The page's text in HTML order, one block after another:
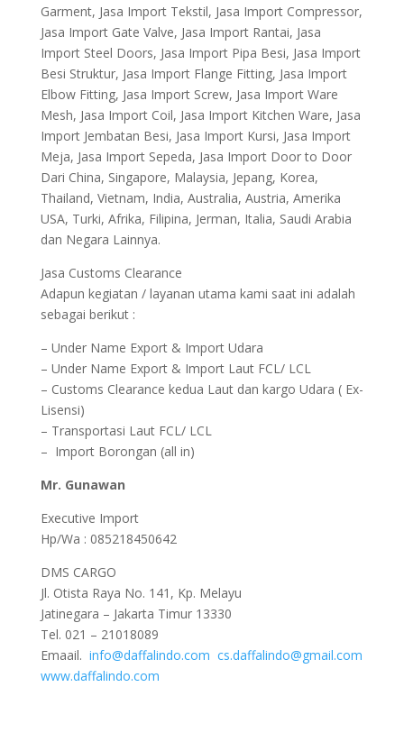
Garment, Jasa Import Tekstil, Jasa Import Compressor,
Jasa Import Gate Valve, Jasa Import Rantai, Jasa
Import Steel Doors, Jasa Import Pipa Besi, Jasa Import
Besi Struktur, Jasa Import Flange Fitting, Jasa Import
Elbow Fitting, Jasa Import Screw, Jasa Import Ware
Mesh, Jasa Import Coil, Jasa Import Kitchen Ware, Jasa
Import Jembatan Besi, Jasa Import Kursi, Jasa Import
Meja, Jasa Import Sepeda, Jasa Import Door to Door
Dari China, Singapore, Malaysia, Jepang, Korea,
Thailand, Vietnam, India, Australia, Austria, Amerika
USA, Turki, Afrika, Filipina, Jerman, Italia, Saudi Arabia
dan Negara Lainnya.
Jasa Customs Clearance
Adapun kegiatan / layanan utama kami saat ini adalah
sebagai berikut :
– Under Name Export & Import Udara
– Under Name Export & Import Laut FCL/ LCL
– Customs Clearance kedua Laut dan kargo Udara ( Ex-
Lisensi)
– Transportasi Laut FCL/ LCL
– Import Borongan (all in)
Mr. Gunawan
Executive Import
Hp/Wa : 085218450642
DMS CARGO
Jl. Otista Raya No. 141, Kp. Melayu
Jatinegara – Jakarta Timur 13330
Tel. 021 – 21018089
Emaail. info@daffalindo.com cs.daffalindo@gmail.com
www.daffalindo.com